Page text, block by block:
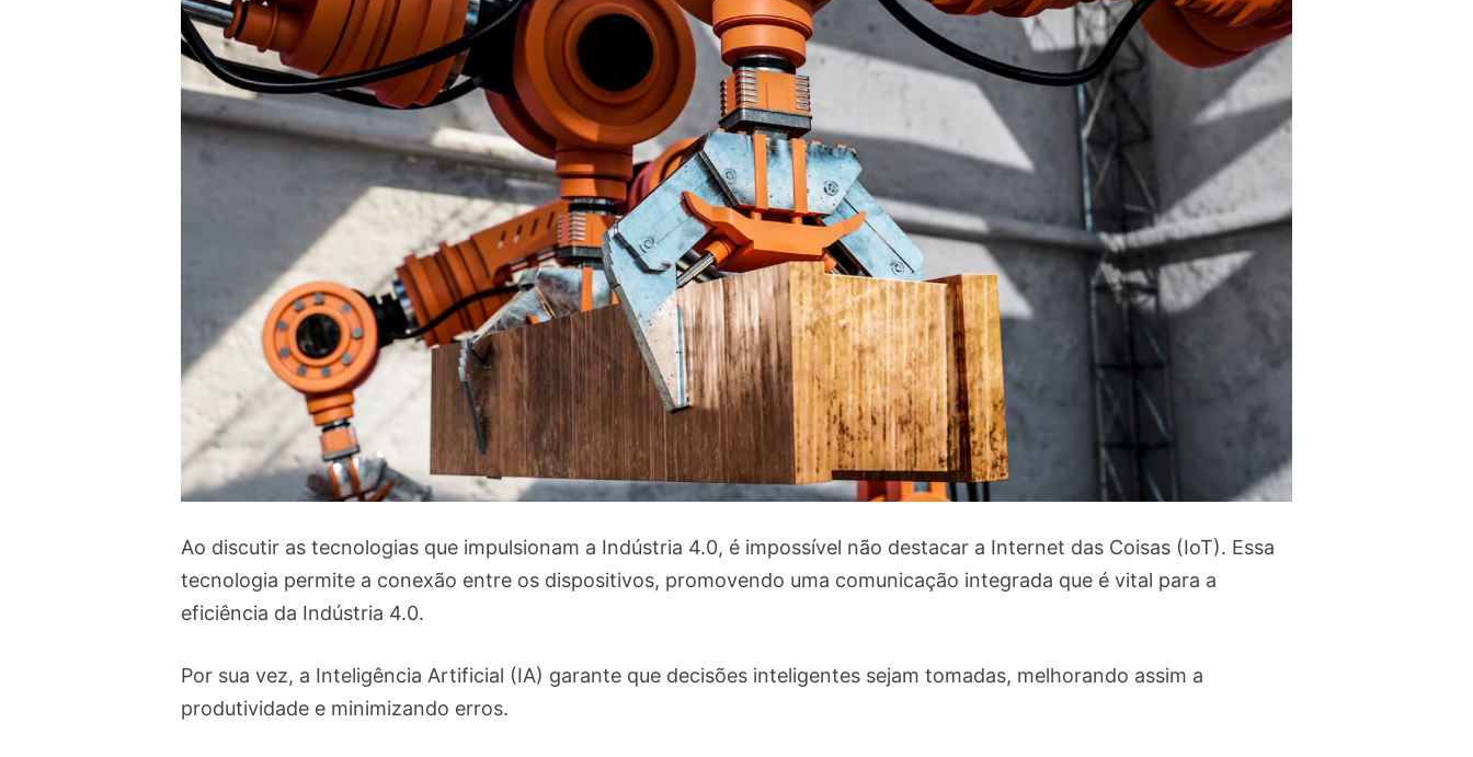
Ao discutir as tecnologias que impulsionam a Indústria 4.0, é impossível não destacar a Internet das Coisas (IoT). Essa
tecnologia permite a conexão entre os dispositivos, promovendo uma comunicação integrada que é vital para a
eficiência da Indústria 4.0.
Por sua vez, a Inteligência Artificial (IA) garante que decisões inteligentes sejam tomadas, melhorando assim a
produtividade e minimizando erros.